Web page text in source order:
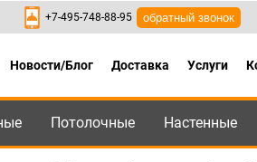
+7-495-748-88-95 ,8-800-550-95-45
+7-495-748-88-95 обратный звонок
Новости/Блог Доставка Услуги
Потолочные Настенные